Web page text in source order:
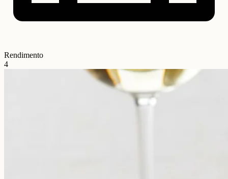
Rendimento
4